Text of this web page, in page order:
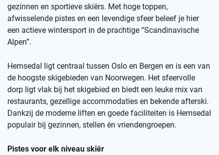
gezinnen en sportieve skiërs. Met hoge toppen,
afwisselende pistes en een levendige sfeer beleef je hier
een actieve wintersport in de prachtige “Scandinavische
Alpen”.
Hemsedal ligt centraal tussen Oslo en Bergen en is een van
de hoogste skigebieden van Noorwegen. Het sfeervolle
dorp ligt vlak bij het skigebied en biedt een leuke mix van
restaurants, gezellige accommodaties en bekende afterski.
Dankzij de moderne liften en goede faciliteiten is Hemsedal
populair bij gezinnen, stellen én vriendengroepen.
Pistes voor elk niveau skiër